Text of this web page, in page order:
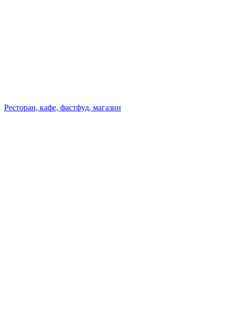
Ресторан, кафе, фастфуд, магазин